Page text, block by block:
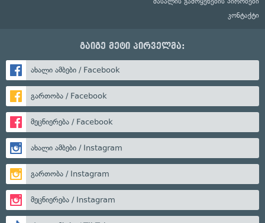
კონტაქტი
გაიგე მეტი პირველმა:
ახალი ამბები / Facebook
გართობა / Facebook
მეცნიერება / Facebook
ახალი ამბები / Instagram
გართობა / Instagram
მეცნიერება / Instagram